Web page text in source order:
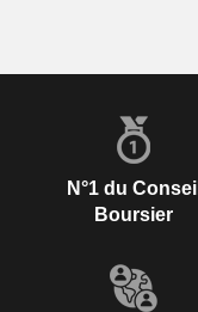
N°1 du Conseil
Boursier